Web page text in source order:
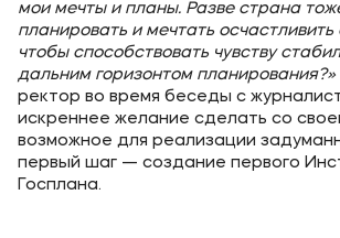
мои мечты и планы. Разве страна
планировать и мечтать
чтобы способствовать чувству
дальним горизонтом планирования?»
ректор во время беседы с
искреннее желание сделать со
возможное для реализации
первый шаг — создание первого
Госплана.